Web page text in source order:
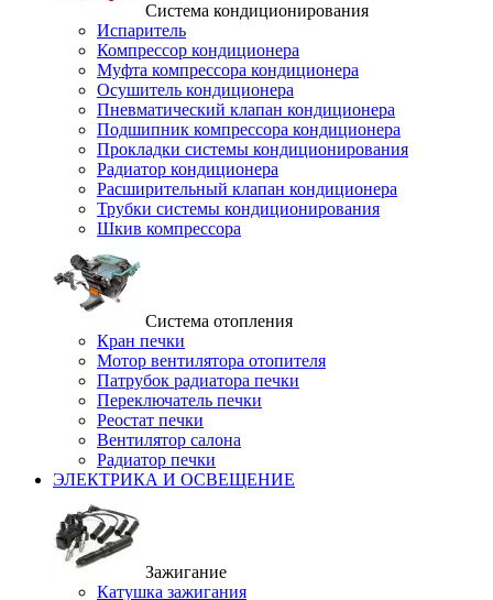
Система кондиционирования
Испаритель
Компрессор кондиционера
Муфта компрессора кондиционера
Осушитель кондиционера
Пневматический клапан кондиционера
Подшипник компрессора кондиционера
Прокладки системы кондиционирования
Радиатор кондиционера
Расширительный клапан кондиционера
Трубки системы кондиционирования
Шкив компрессора
Система отопления
Кран печки
Мотор вентилятора отопителя
Патрубок радиатора печки
Переключатель печки
Реостат печки
Вентилятор салона
Радиатор печки
ЭЛЕКТРИКА И ОСВЕЩЕНИЕ
Зажигание
Катушка зажигания